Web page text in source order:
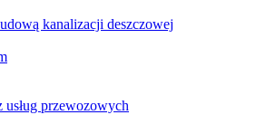
kanalizacji deszczowej
usług przewozowych